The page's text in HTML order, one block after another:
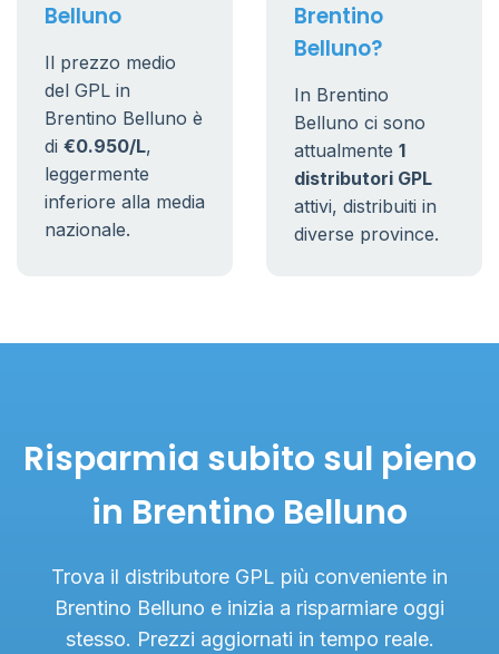
Belluno
Il prezzo medio
del GPL in
Brentino Belluno è
di €0.950/L,
leggermente
inferiore alla media
nazionale.
Brentino
Belluno?
In Brentino
Belluno ci sono
attualmente 1
distributori GPL
attivi, distribuiti in
diverse province.
Risparmia subito sul pieno
in Brentino Belluno
Trova il distributore GPL più conveniente in
Brentino Belluno e inizia a risparmiare oggi
stesso. Prezzi aggiornati in tempo reale.